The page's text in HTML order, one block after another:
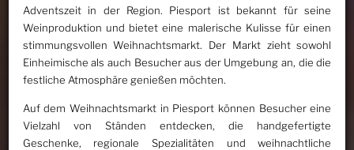
Adventszeit in der Region. Piesport ist bekannt für seine
Weinproduktion und bietet eine malerische Kulisse für einen
stimmungsvollen Weihnachtsmarkt. Der Markt zieht sowohl
Einheimische als auch Besucher aus der Umgebung an, die die
festliche Atmosphäre genießen möchten.
Auf dem Weihnachtsmarkt in Piesport können Besucher eine
Vielzahl von Ständen entdecken, die handgefertigte
Geschenke, regionale Spezialitäten und weihnachtliche